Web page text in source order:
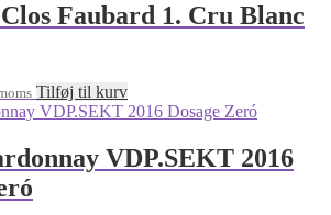
Faubard 1. Cru Blanc
Tilføj til kurv
VDP.SEKT 2016